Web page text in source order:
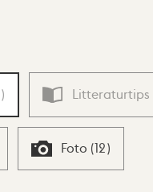
) Litteraturtips
Foto (12)